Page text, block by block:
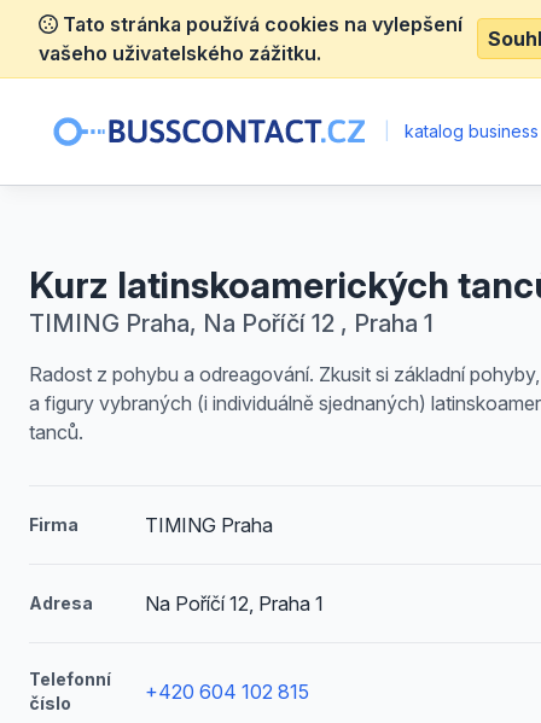
Tato stránka používá cookies na vylepšení
vašeho uživatelského zážitku.
katalog
Kurz latinskoamerických
TIMING Praha, Na Poříčí 12 , Praha 1
Radost z pohybu a odreagování. Zkusit si základní
a figury vybraných (i individuálně sjednaných)
tanců.
Firma TIMING Praha
Adresa Na Poříčí 12, Praha 1
Telefonní
číslo
+420 604 102 815